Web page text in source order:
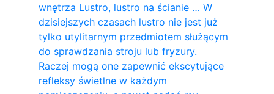
wnętrza Lustro, lustro na ścianie … W
dzisiejszych czasach lustro nie jest już
tylko utylitarnym przedmiotem służącym
do sprawdzania stroju lub fryzury.
Raczej mogą one zapewnić ekscytujące
refleksy świetlne w każdym